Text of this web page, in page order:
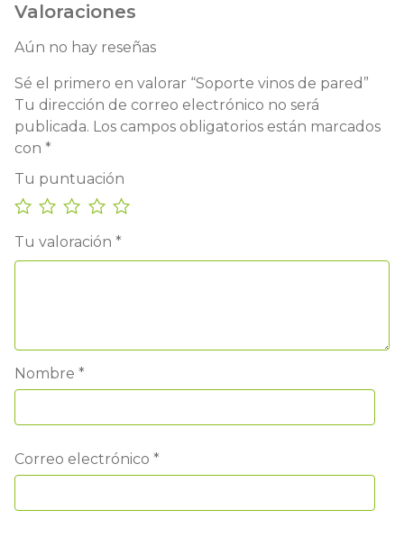
Valoraciones
Aún no hay reseñas
Sé el primero en valorar “Soporte vinos de pared”
Tu dirección de correo electrónico no será
publicada. Los campos obligatorios están marcados
con *
Tu puntuación
Tu valoración *
Nombre *
Correo electrónico *